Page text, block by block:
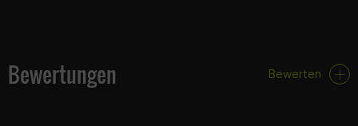
Bewertungen Bewerten